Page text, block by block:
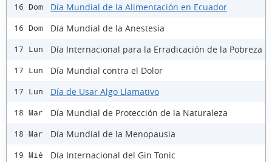
16 Dom Día Mundial de la Alimentación en Ecuador
16 Dom Día Mundial de la Anestesia
17 Lun Día Internacional para la Erradicación de la Pobreza
17 Lun Día Mundial contra el Dolor
17 Lun Día de Usar Algo Llamativo
18 Mar Día Mundial de Protección de la Naturaleza
18 Mar Día Mundial de la Menopausia
19 Mié Día Internacional del Gin Tonic